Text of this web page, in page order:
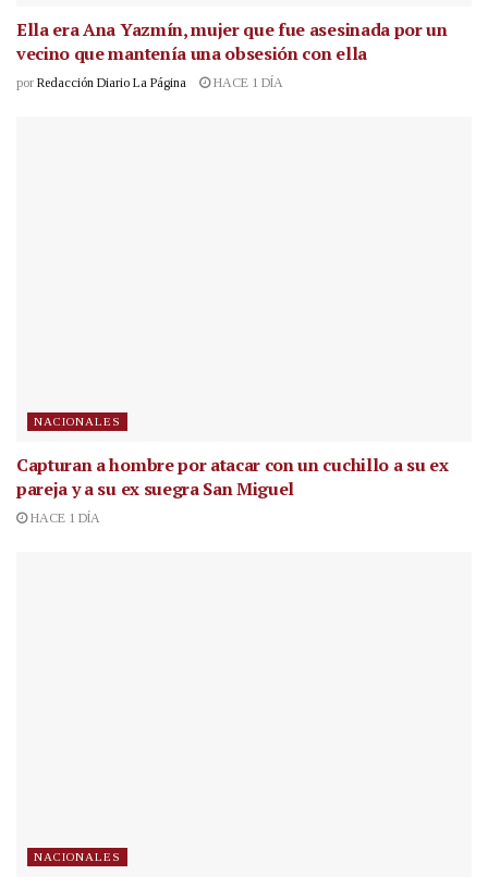
Ella era Ana Yazmín, mujer que fue asesinada por un
vecino que mantenía una obsesión con ella
por Redacción Diario La Página HACE 1 DÍA
NACIONALES
Capturan a hombre por atacar con un cuchillo a su ex
pareja y a su ex suegra San Miguel
HACE 1 DÍA
NACIONALES